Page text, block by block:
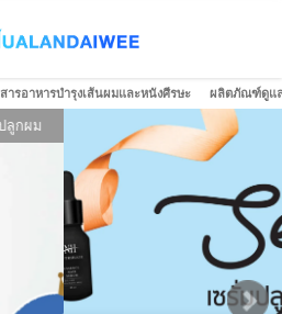
สารอาหารบำรุงเส้นผมและหนังศีรษะ ผลิตภัณฑ์ดูแล
ผลิตภัณฑ์ดูแลเส้นผมและหนังศีรษะ